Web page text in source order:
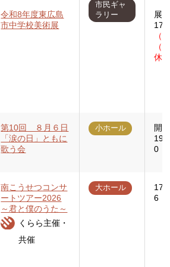
令和8年度東広島
市中学校美術展
市民ギャ
ラリー
展
（
（
休
第10回 ８月６日
「涙の日」ともに
歌う会
小ホール
開
0
南こうせつコンサ
ートツアー2026
～君と僕のうた～
くらら主催・
共催
大ホール
17
6：